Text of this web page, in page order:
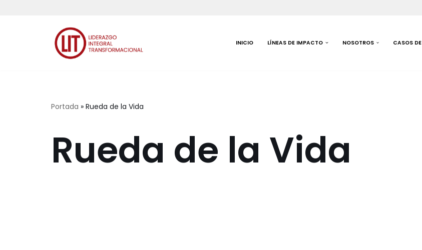
INICIO LÍNEAS DE IMPACTO NOSOTROS CASOS
Portada » Rueda de la Vida
Rueda de la Vida